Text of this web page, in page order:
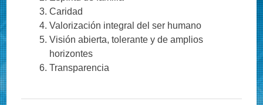
Caridad
Valorización integral del ser humano
Visión abierta, tolerante y de amplios
horizontes
Transparencia